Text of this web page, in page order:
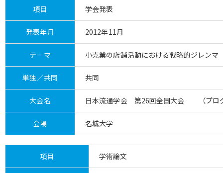
項目 学会発表
発表年月 2012年11月
テーマ 小売業の店舗活動における戦略的ジレンマ
単独／共同 共同
大会名 日本流通学会 第26回全国大会 （プロ
会場 名城大学
項目 学術論文